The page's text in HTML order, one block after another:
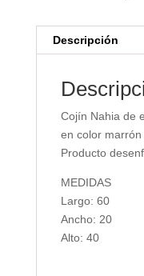
Descripción
Cojín Nahia de
en color
Producto
MEDIDAS
Largo: 60
Ancho: 20
Alto: 40